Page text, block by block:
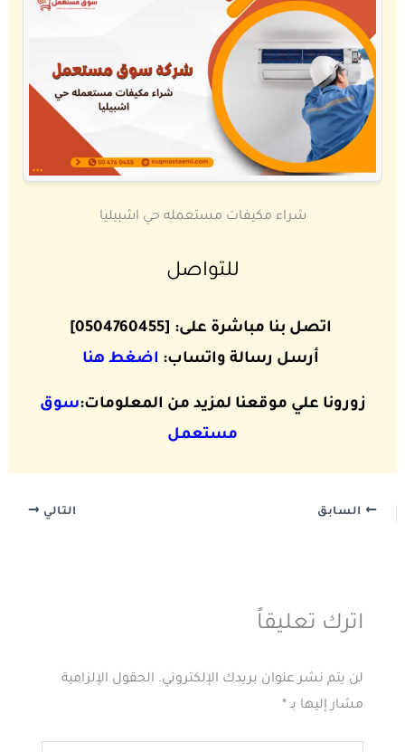
شراء مكيفات مستعمله حي اشبيليا
للتواصل
اتصل بنا مباشرة على: [0504760455]
أرسل رسالة واتساب: اضغط هنا
زورونا علي موقعنا لمزيد من المعلومات:سوق
مستعمل
السابق التالي
اترك تعليقاً
لن يتم نشر عنوان بريدك الإلكتروني. الحقول الإلزامية
مشار إليها بـ*